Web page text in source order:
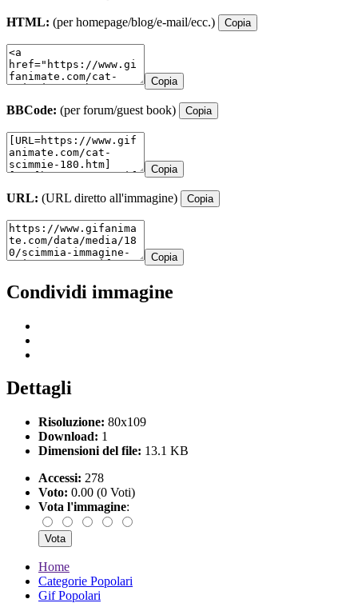
HTML: (per homepage/blog/e-mail/ecc.) Copia
Copia
BBCode: (per forum/guest book) Copia
Copia
URL: (URL diretto all'immagine) Copia
Copia
Condividi immagine
Dettagli
Risoluzione: 80x109
Download: 1
Dimensioni del file: 13.1 KB
Accessi: 278
Voto: 0.00 (0 Voti)
Vota l'immagine:
Home
Categorie Popolari
Gif Popolari